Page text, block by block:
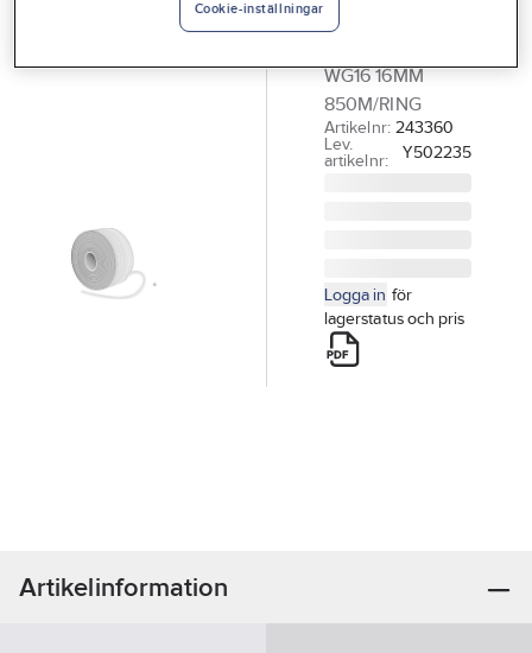
Signode WG
WG16 16MM
850M/RING
Artikelnr: 243360
Lev.
artikelnr:
Y502235
Logga in för
lagerstatus och pris
Artikelinformation
Cookie-inställningar